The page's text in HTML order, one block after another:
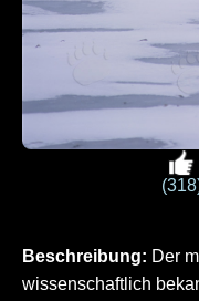
Beschreibung: Der
wissenschaftlich